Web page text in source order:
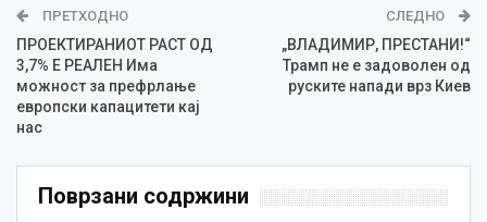
ПРЕТХОДНО
ПРОЕКТИРАНИОТ РАСТ ОД
3,7% Е РЕАЛЕН Има
можност за префрлање
европски капацитети кај
нас
СЛЕДНО
„ВЛАДИМИР, ПРЕСТАНИ!“
Трамп не е задоволен од
руските напади врз Киев
Поврзани содржини